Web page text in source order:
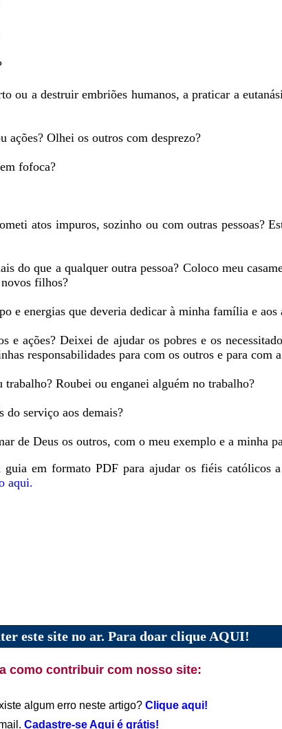
ou a destruir embriões humanos, a praticar a
Olhei os outros com desprezo?
fofoca?
atos impuros, sozinho ou com outras pessoas?
do que a qualquer outra pessoa? Coloco meu
filhos?
e energias que deveria dedicar à minha família e aos
e ações? Deixei de ajudar os pobres e os
responsabilidades para com os outros e para com
Roubei ou enganei alguém no trabalho?
do serviço aos demais?
de Deus os outros, com o meu exemplo e a minha
em formato PDF para ajudar os fiéis católicos a
aqui.
este site no ar. Para doar clique AQUI!
como contribuir com nosso site:
algum erro neste artigo? Clique aqui!
Cadastre-se Aqui é grátis!